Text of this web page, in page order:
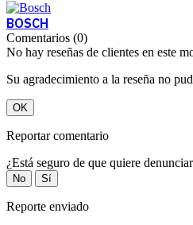
BOSCH
Comentarios (0)
No hay reseñas de clientes en este
Su agradecimiento a la reseña no
OK
Reportar comentario
¿Está seguro de que quiere
No Sí
Reporte enviado